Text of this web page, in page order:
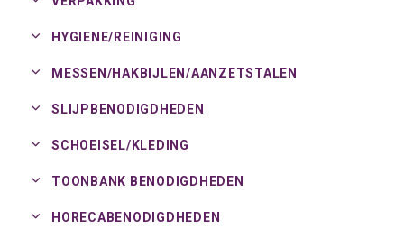
HYGIENE/ REINIGING
MESSEN/HAKBIJLEN/AANZETSTALEN
SLIJPBENODIGDHEDEN
SCHOEISEL/ KLEDING
TOONBANK BENODIGDHEDEN
HORECABENODIGDHEDEN